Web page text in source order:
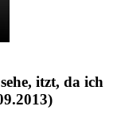
itzt, da ich